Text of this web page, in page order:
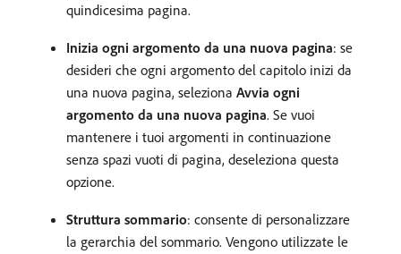
quindicesima pagina.
Inizia ogni argomento da una nuova pagina: se
desideri che ogni argomento del capitolo inizi da
una nuova pagina, seleziona Avvia ogni
argomento da una nuova pagina. Se vuoi
mantenere i tuoi argomenti in continuazione
senza spazi vuoti di pagina, deseleziona questa
opzione.
Struttura sommario: consente di personalizzare
la gerarchia del sommario. Vengono utilizzate le